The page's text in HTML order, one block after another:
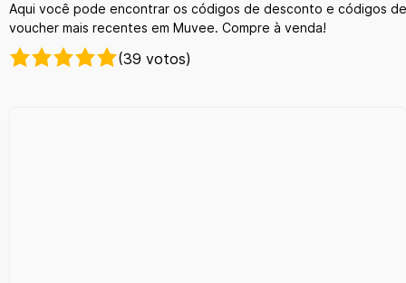
Aqui você pode encontrar os códigos de desconto e códigos de
voucher mais recentes em Muvee. Compre à venda!
(39 votos)